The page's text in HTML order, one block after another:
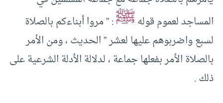
المساجد لعموم قولهﷺ: ” مروا أبناءكم بالصلاة
لسبع واضربوهم عليها لعشر ” الحديث ، ومن الأمر
بالصلاة الأمر بفعلها جماعة ، لدلالة الأدلة الشرعية على
ذلك .